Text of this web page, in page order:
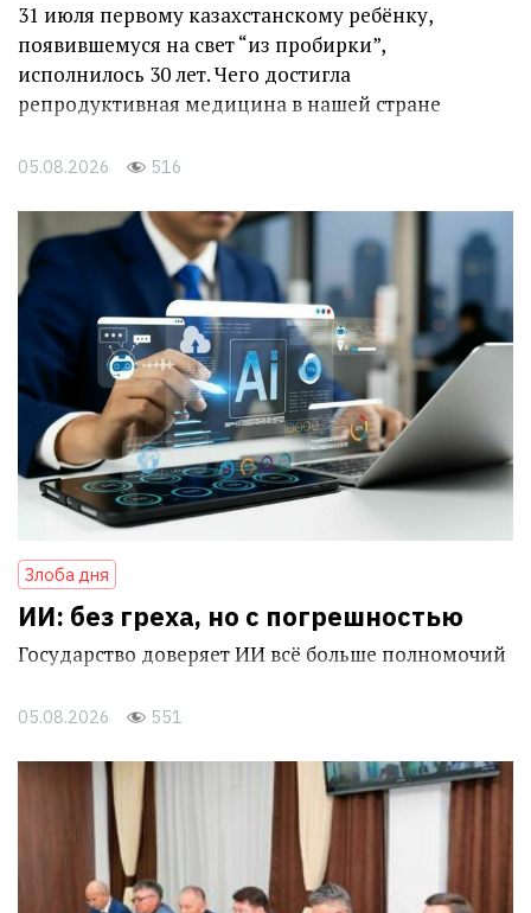
31 июля первому казахстанскому ребёнку,
появившемуся на свет “из пробирки”,
исполнилось 30 лет. Чего достигла
репродуктивная медицина в нашей стране
05.08.2026 516
Злоба дня
ИИ: без греха, но с погрешностью
Государство доверяет ИИ всё больше полномочий
05.08.2026 551